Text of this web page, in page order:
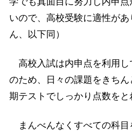
いので、高校受験に適性が
ん、以下同）
高校入試は内申点を利用し
のため、日々の課題をきち
期テストでしっかり点数をと
まんべんなくすべての科目